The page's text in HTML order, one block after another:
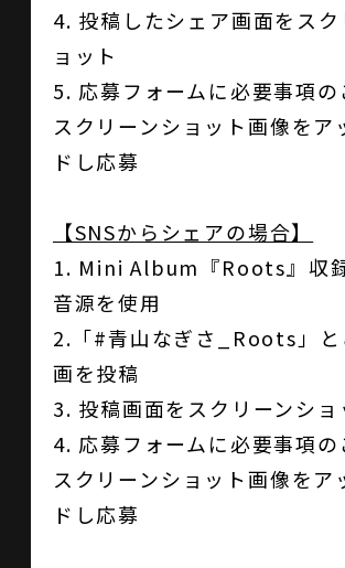
4. 投稿したシェア画面をスク
ョット
5. 応募フォームに必要事項の
スクリーンショット画像をア
ドし応募
【SNSからシェアの場合】
1. Mini Album『Roots』収
音源を使用
2.「#青山なぎさ_Roots」と
画を投稿
3. 投稿画面をスクリーンショ
4. 応募フォームに必要事項の
スクリーンショット画像をア
ドし応募